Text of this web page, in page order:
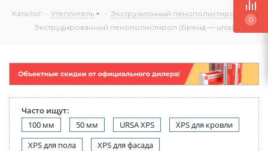
Каталог - Утеплитель - Экструзионный пенополистирол
-
Экструдированный пенополистирол (Бренд — ursa)
Часто ищут:
100 мм
50 мм URSA XPS
XPS для кровли
XPS для пола
XPS для фасада
0